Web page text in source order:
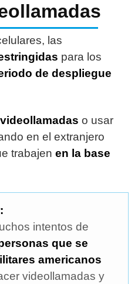
las
para los
de despliegue
o usar
en el extranjero
trabajen en la base
intentos de
que se
americanos
videollamadas y